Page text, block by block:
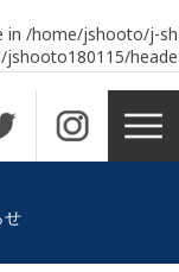
in /home/jshooto/j-sh
heade
せ